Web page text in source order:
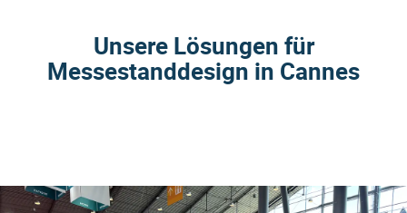
Unsere Lösungen für
Messestanddesign in Cannes